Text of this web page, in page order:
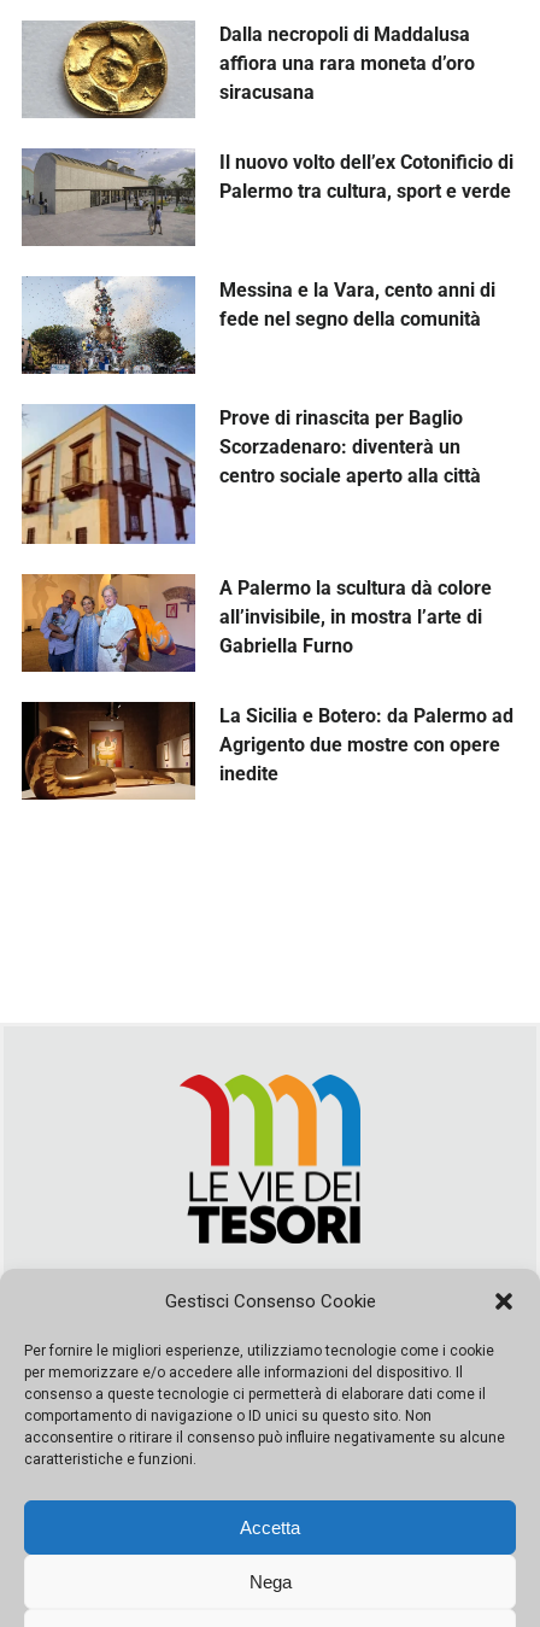
Gestisci Consenso Cookie
Per fornire le migliori esperienze, utilizziamo tecnologie come i cookie
per memorizzare e/o accedere alle informazioni del dispositivo. Il
consenso a queste tecnologie ci permetterà di elaborare dati come il
comportamento di navigazione o ID unici su questo sito. Non
acconsentire o ritirare il consenso può influire negativamente su alcune
caratteristiche e funzioni.
Accetta
Nega
Dalla necropoli di Maddalusa
affiora una rara moneta d’oro
siracusana
Il nuovo volto dell’ex Cotonificio di
Palermo tra cultura, sport e verde
Messina e la Vara, cento anni di
fede nel segno della comunità
Prove di rinascita per Baglio
Scorzadenaro: diventerà un
centro sociale aperto alla città
A Palermo la scultura dà colore
all’invisibile, in mostra l’arte di
Gabriella Furno
La Sicilia e Botero: da Palermo ad
Agrigento due mostre con opere
inedite
segreteria@leviedeitesori.it
Direttore ResponsabileMarcello Barbaro – Aut. del tribunale di
Palermo n. 19 del 2017 iscrizione al roc numero 37003 Editore
Porta Felice Srl. Sede legale: Via Libertà 93 – 90143 Palermo
Società iscritta alla Camera di Commercio di Palermo Ufficio
065228208251 Capitale 10000 euro IV